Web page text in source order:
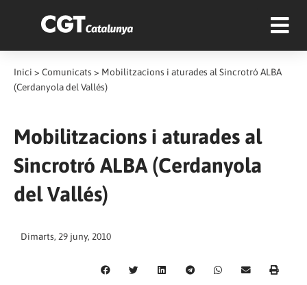
Inici > Comunicats > Mobilitzacions i aturades al Sincrotró ALBA
(Cerdanyola del Vallés)
Mobilitzacions i aturades al
Sincrotró ALBA (Cerdanyola
del Vallés)
Dimarts, 29 juny, 2010